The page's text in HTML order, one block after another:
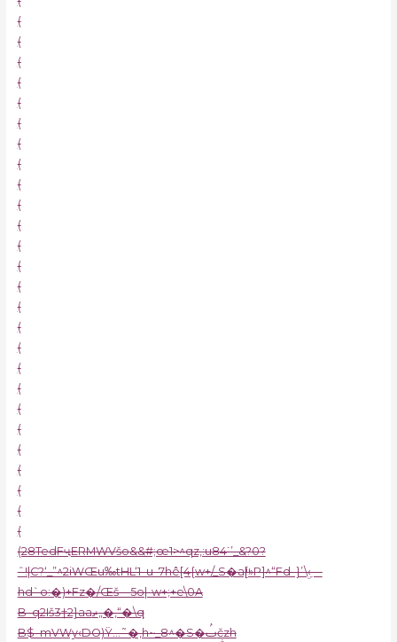
(
(
(
(
(
(
(
(
(
(
(
(
(
(
(
(
(
(
(
(
(
(
(
(
(
(
(28TedFҷERMWVšo&&#;œ1>^qz‚:u84˸’_&?0?
ˆ!|C?‘_”^2iWŒu‰tHL‘1–u–7hê[4{w+/_S�a[ͧ»P]^“Fd–}’\ۣ‹—
hd`o:�)+Fz�/Œš—5o|-w+;+e\0A
B–q2Iš3†2}aaޡ„�‚“�\q
B$–mVWy‹DO)Ÿ…˜�‚h~_8^�S�ࢷčzh